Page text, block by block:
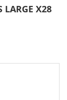
LARGE X28